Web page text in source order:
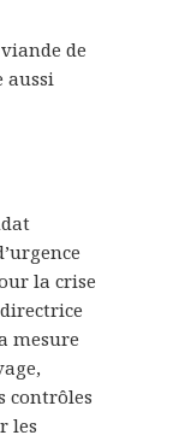
de
aussi
la crise
mesure
contrôles
les